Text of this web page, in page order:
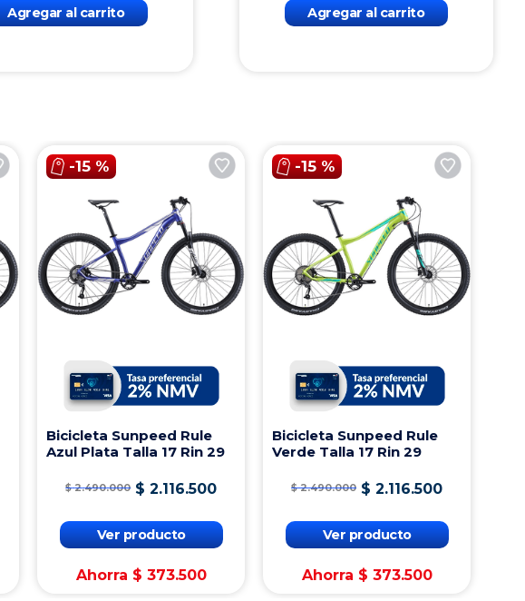
Agregar al carrito Agregar al carrito
-15 %
Bicicleta Sunpeed Rule
Azul Plata Talla 17 Rin 29
$ 2.490.000 $ 2.116.500
Ver producto
Ahorra $ 373.500
-15 %
Bicicleta Sunpeed Rule
Verde Talla 17 Rin 29
$ 2.490.000 $ 2.116.500
Ver producto
Ahorra $ 373.500